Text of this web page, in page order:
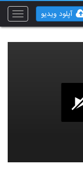
Toggle
آپلود ویدیو